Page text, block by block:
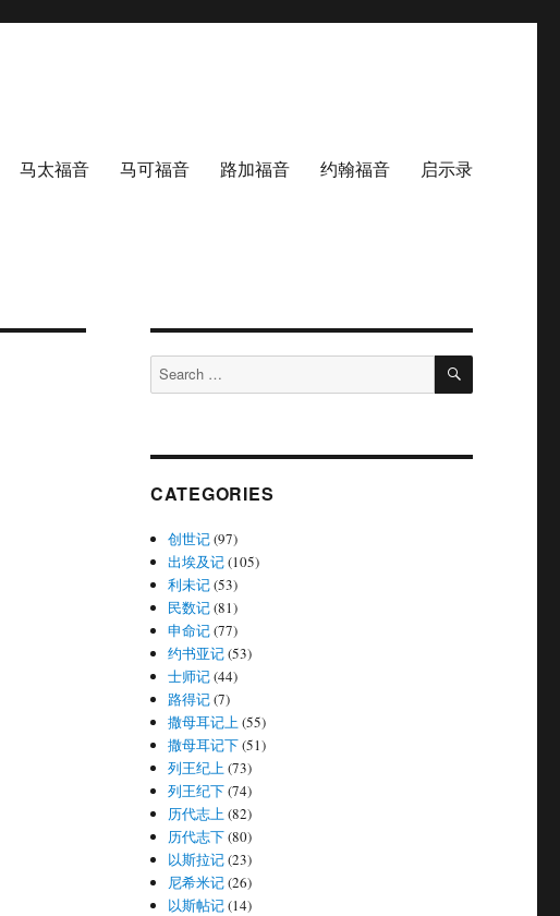
马太福音 马可福音 路加福音 约翰福音 启示录
Search
for:
SEARCH
CATEGORIES
创世记(97)
出埃及记(105)
利未记(53)
民数记(81)
申命记(77)
约书亚记(53)
士师记(44)
路得记(7)
撒母耳记上(55)
撒母耳记下(51)
列王纪上(73)
列王纪下(74)
历代志上(82)
历代志下(80)
以斯拉记(23)
尼希米记(26)
以斯帖记(14)